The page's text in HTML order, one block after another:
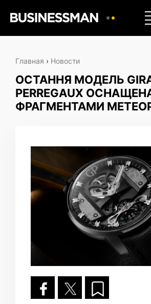
Главная › Новости
ОСТАННЯ МОДЕЛЬ
PERREGAUX
ФРАГМЕНТАМИ